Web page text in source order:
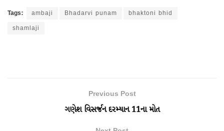
Tags: ambaji Bhadarvi punam
bhaktoni bhid
shamlaji
Previous Post
ગણેશ વિસર્જન દરમ્યાન 11ના મોત